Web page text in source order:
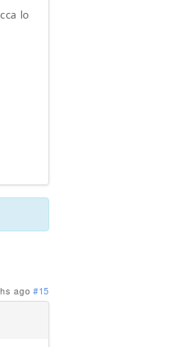
lo
ago #15